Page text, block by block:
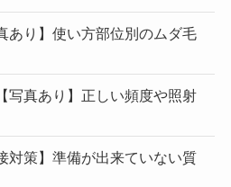
あり】使い方部位別のムダ毛
写真あり】正しい頻度や照射
対策】準備が出来ていない質